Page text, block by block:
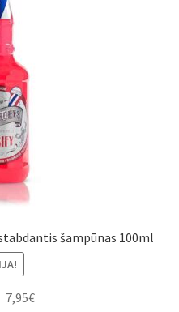
šampūnas 100ml
7,95€